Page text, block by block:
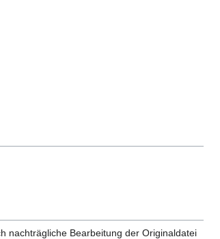
nachträgliche Bearbeitung der Originaldatei